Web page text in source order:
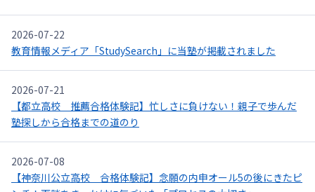
2026-07-22
教育情報メディア「StudySearch」に当塾が掲載されました
2026-07-21
【都立高校 推薦合格体験記】忙しさに負けない！親子で歩んだ
塾探しから合格までの道のり
2026-07-08
【神奈川公立高校 合格体験記】念願の内申オール5の後にきたピ